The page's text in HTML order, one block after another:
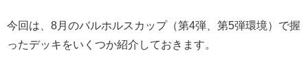
今回は、8月のバルホルスカップ（第4弾、第5弾環境）で握
ったデッキをいくつか紹介しておきます。